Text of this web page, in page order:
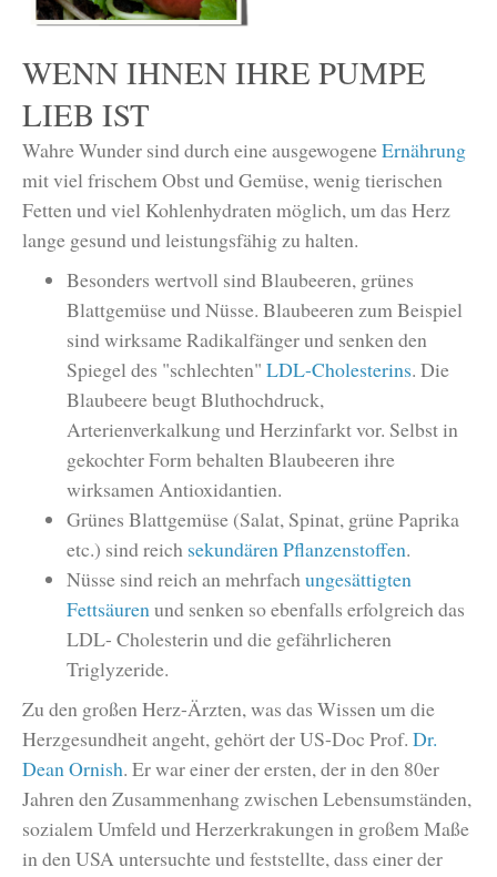
WENN IHNEN IHRE PUMPE
LIEB IST
Wahre Wunder sind durch eine ausgewogeneErnährung
mit viel frischem Obst und Gemüse, wenig tierischen
Fetten und viel Kohlenhydraten möglich, um das Herz
lange gesund und leistungsfähig zu halten.
Besonders wertvoll sind Blaubeeren, grünes
Blattgemüse und Nüsse. Blaubeeren zum Beispiel
sind wirksame Radikalfänger und senken den
Spiegel des "schlechten" LDL-Cholesterins. Die
Blaubeere beugt Bluthochdruck,
Arterienverkalkung und Herzinfarkt vor. Selbst in
gekochter Form behalten Blaubeeren ihre
wirksamen Antioxidantien.
Grünes Blattgemüse (Salat, Spinat, grüne Paprika
etc.) sind reich sekundären Pflanzenstoffen.
Nüsse sind reich an mehrfachungesättigten
Fettsäurenund senken so ebenfalls erfolgreich das
LDL- Cholesterin und die gefährlicheren
Triglyzeride.
Zu den großen Herz-Ärzten, was das Wissen um die
Herzgesundheit angeht, gehört der US-Doc Prof. Dr.
Dean Ornish. Er war einer der ersten, der in den 80er
Jahren den Zusammenhang zwischen Lebensumständen,
sozialem Umfeld und Herzerkrakungen in großem Maße
in den USA untersuchte und feststellte, dass einer der